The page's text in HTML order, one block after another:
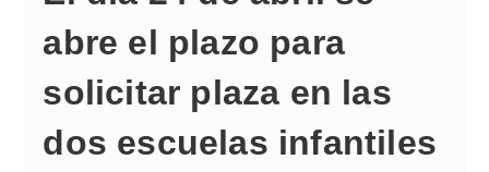
abre el plazo para
solicitar plaza en las
dos escuelas infantiles